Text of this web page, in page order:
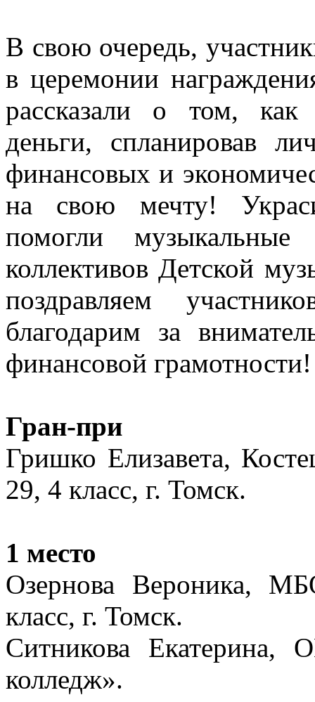
В свою очередь,
в церемонии
рассказали о том, как
деньги, спланировав
финансовых и
на свою мечту!
помогли
коллективов Детской
поздравляем
благодарим за
финансовой
Гран-при
Гришко Елизавета,
29, 4 класс, г. Томск.
1 место
Озернова Вероника,
класс, г. Томск.
Ситникова
колледж».